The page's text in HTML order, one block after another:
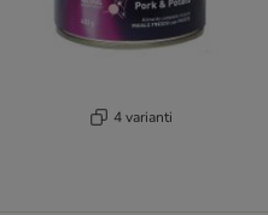
4 varianti